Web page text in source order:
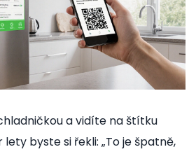
a vidíte na štítku
lety byste si řekli: „To je špatně,